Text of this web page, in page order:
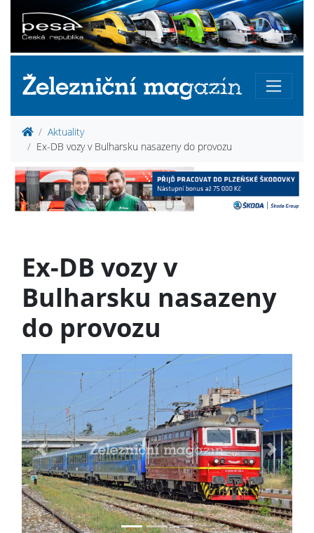
Aktuality
Ex-DB vozy v Bulharsku nasazeny do provozu
Ex-DB vozy v
Bulharsku nasazeny
do provozu
Previous Next